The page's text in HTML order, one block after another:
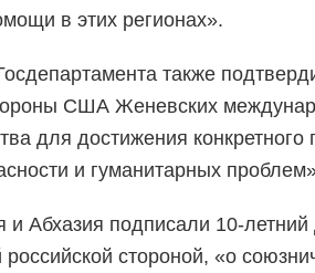
в этих регионах».
также
США Женевских
для достижения конкретного
и гуманитарных
и Абхазия подписали 10-летний
стороной, «о